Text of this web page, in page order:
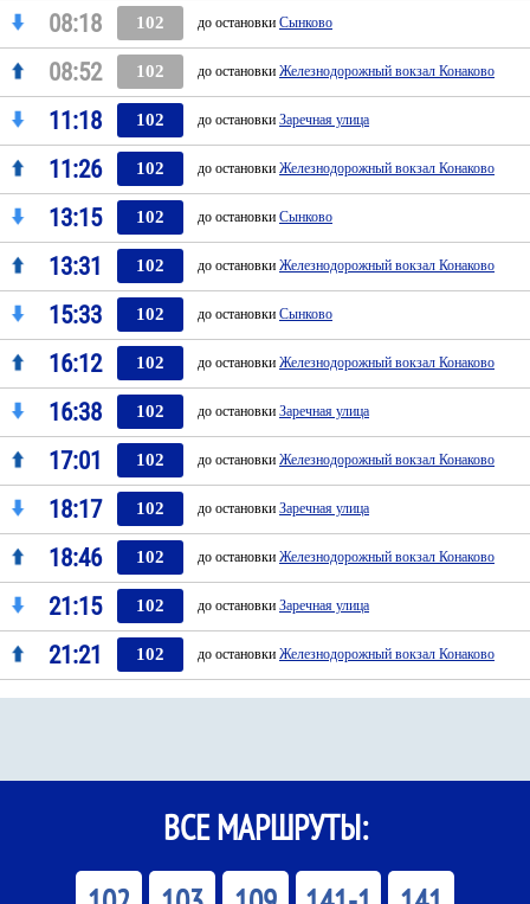
08:18 102 до остановки Сынково
08:52 102 до остановки Железнодорожный вокзал Конаково
11:18 102 до остановки Заречная улица
11:26 102 до остановки Железнодорожный вокзал Конаково
13:15 102 до остановки Сынково
13:31 102 до остановки Железнодорожный вокзал Конаково
15:33 102 до остановки Сынково
16:12 102 до остановки Железнодорожный вокзал Конаково
16:38 102 до остановки Заречная улица
17:01 102 до остановки Железнодорожный вокзал Конаково
18:17 102 до остановки Заречная улица
18:46 102 до остановки Железнодорожный вокзал Конаково
21:15 102 до остановки Заречная улица
21:21 102 до остановки Железнодорожный вокзал Конаково
ВСЕ МАРШРУТЫ: